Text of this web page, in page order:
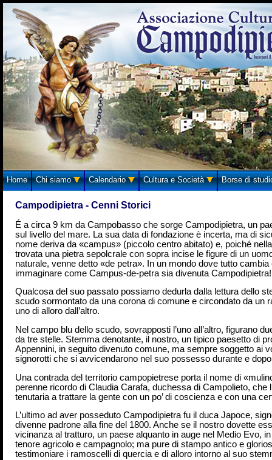
Home Chi siamo Calendario Cultura e Società Borse di
Campodipietra - Cenni Storici
É a circa 9 km da Campobasso che sorge Campodipietra, un
sul livello del mare. La sua data di fondazione è incerta, ma di
nome deriva da «campus» (piccolo centro abitato) e, poiché
trovata una pietra sepolcrale con sopra incise le figure di un
naturale, venne detto «de petra». In un mondo dove tutto
immaginare come Campus-de-petra sia divenuta Campodipietra!
Qualcosa del suo passato possiamo dedurla dalla lettura dello
scudo sormontato da una corona di comune e circondato da un
uno di alloro dall’altro.
Nel campo blu dello scudo, sovrapposti l’uno all’altro, figurano
da tre stelle. Stemma denotante, il nostro, un tipico paesetto di
Appennini, in seguito divenuto comune, ma sempre soggetto ai
signorotti che si avvicendarono nel suo possesso durante e
Una contrada del territorio campopietrese porta il nome di
perenne ricordo di Claudia Carafa, duchessa di Campolieto, che
tenutaria a trattare la gente con un po’ di coscienza e con una
L’ultimo ad aver posseduto Campodipietra fu il duca Japoce,
divenne padrone alla fine del 1800. Anche se il nostro dovette
vicinanza al tratturo, un paese alquanto in auge nel Medio Evo,
tenore agricolo e campagnolo; ma pure di stampo antico e
testimoniare i ramoscelli di quercia e di alloro intorno al suo